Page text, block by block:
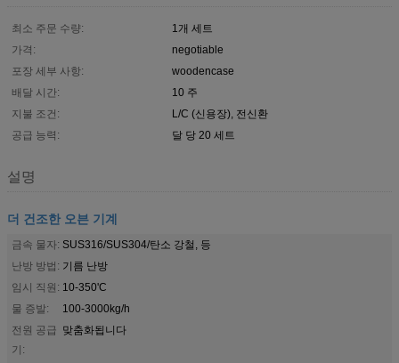
최소 주문 수량:
1개 세트
가격:
negotiable
포장 세부 사항:
woodencase
배달 시간:
10 주
지불 조건:
L/C (신용장), 전신환
공급 능력:
달 당 20 세트
설명
더 건조한 오븐 기계
금속 물자: SUS316/SUS304/탄소 강철, 등
난방 방법: 기름 난방
임시 직원: 10-350'C
물 증발:
100-3000kg/h
전원 공급
기:
맞춤화됩니다